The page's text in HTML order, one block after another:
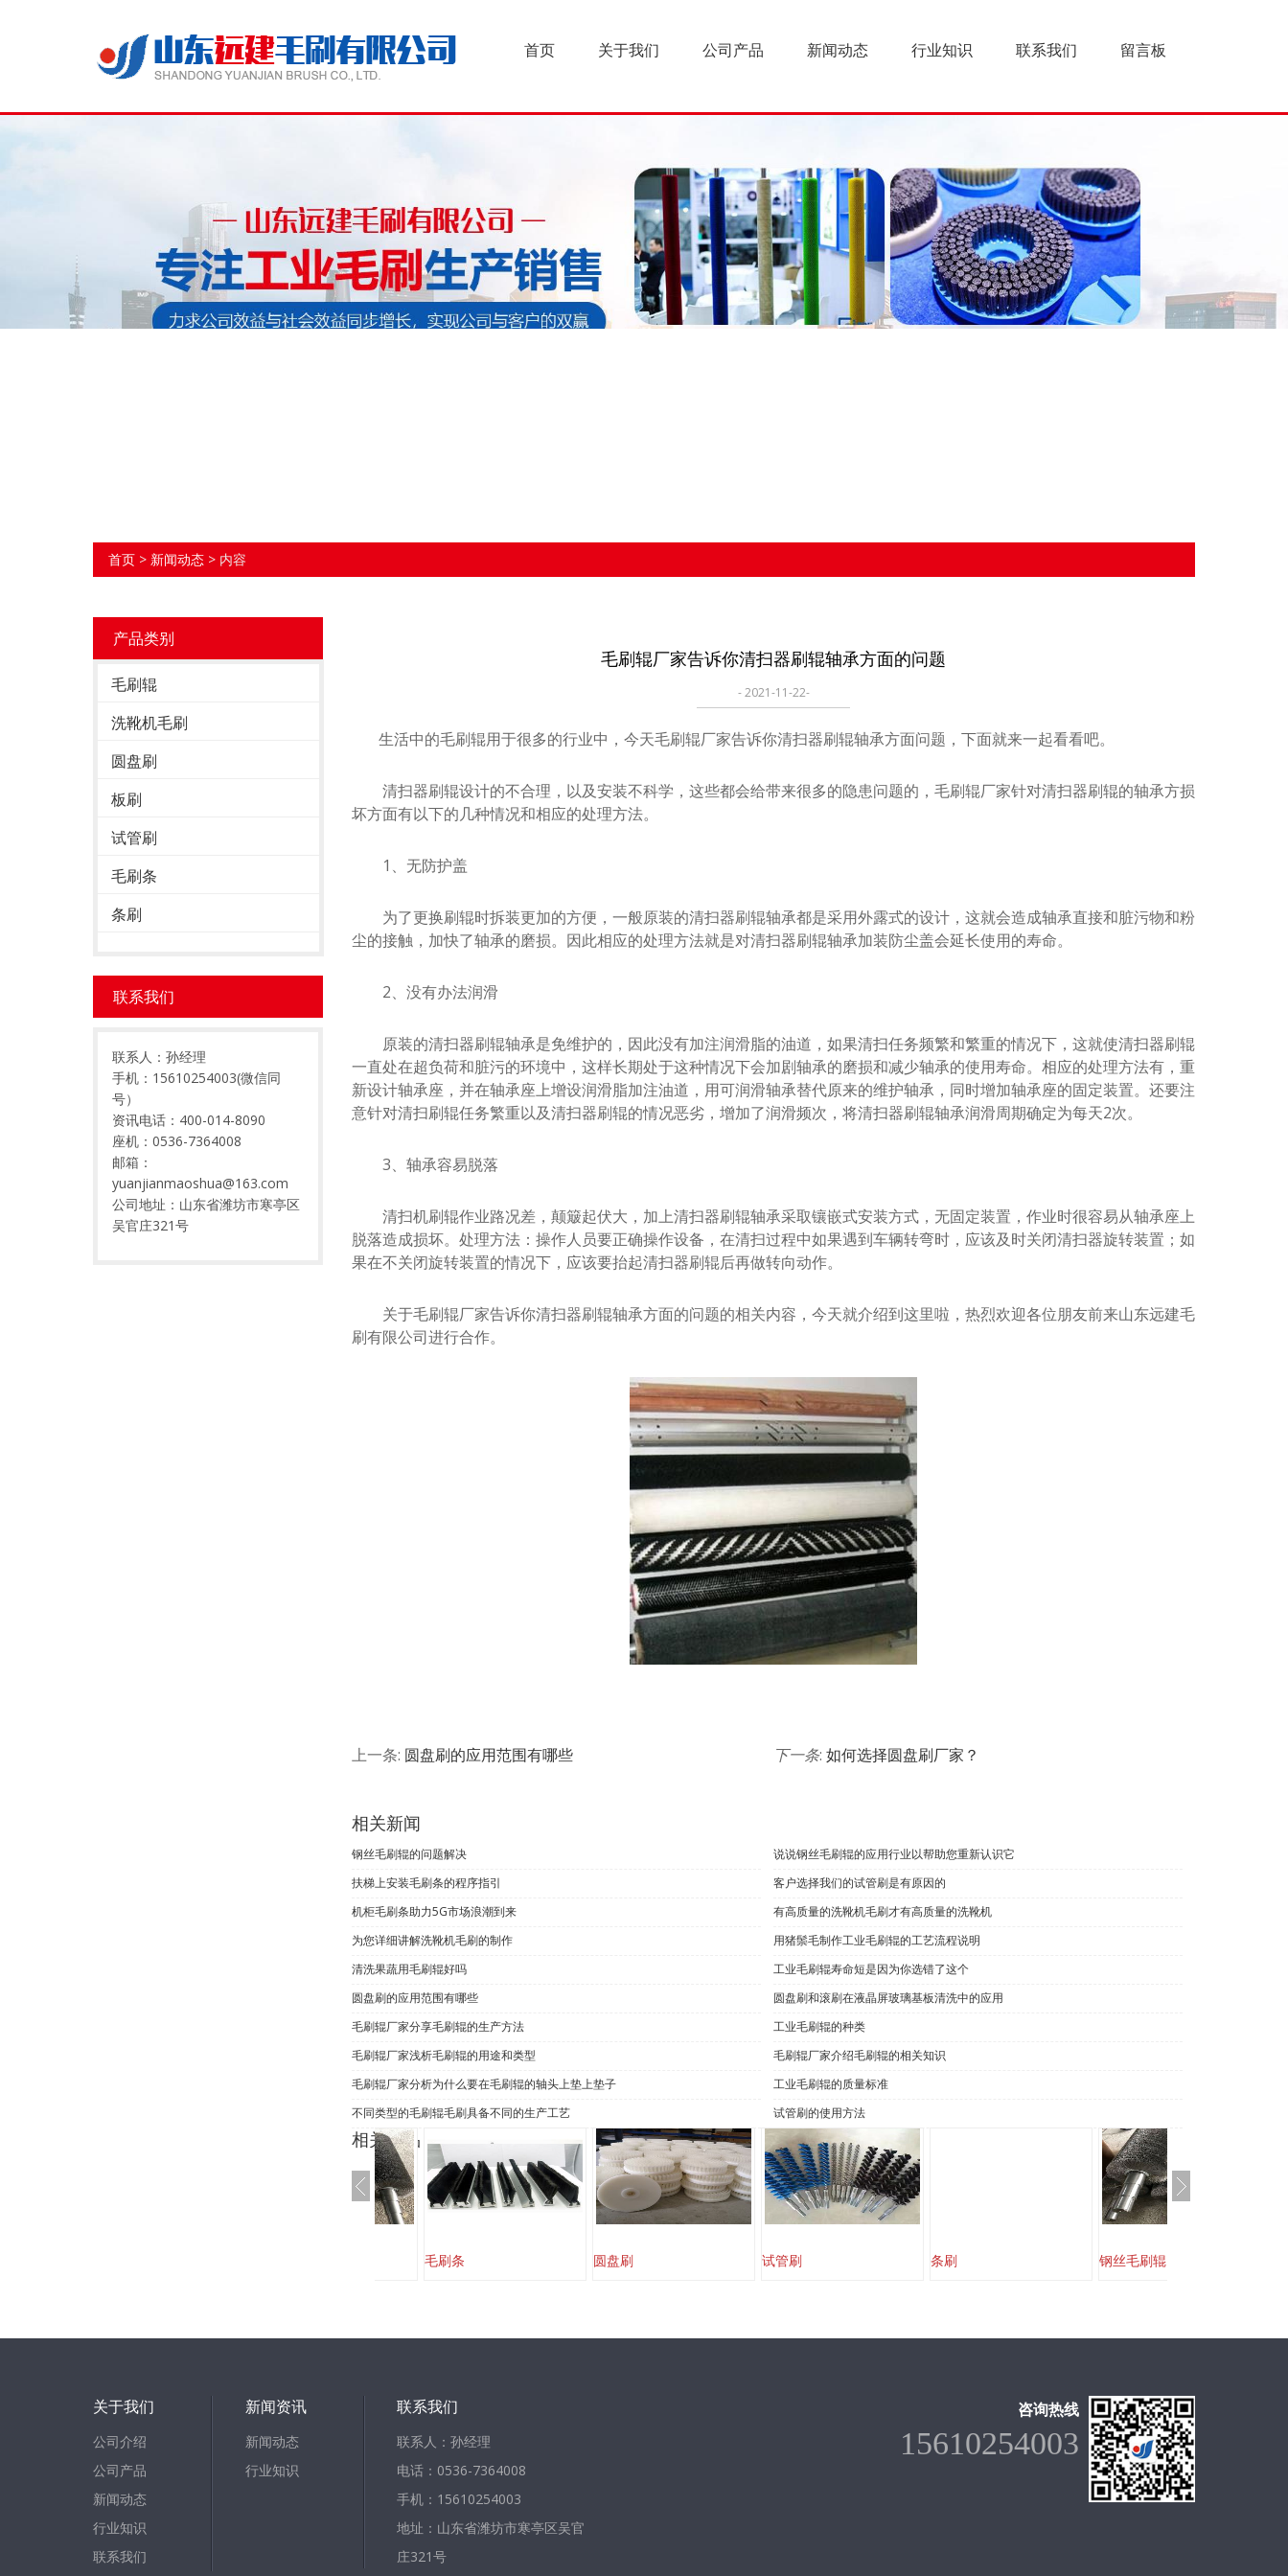
首页 关于我们 公司产品 新闻动态 行业知识 联系我们 留言板
首页 > 新闻动态 > 内容
产品类别
毛刷辊
洗靴机毛刷
圆盘刷
板刷
试管刷
毛刷条
条刷
联系我们
联系人：孙经理
手机：15610254003(微信同
号）
资讯电话：400-014-8090
座机：0536-7364008
邮箱：
yuanjianmaoshua@163.com
公司地址：山东省潍坊市寒亭区
吴官庄321号
毛刷辊厂家告诉你清扫器刷辊轴承方面的问题
- 2021-11-22-
生活中的毛刷辊用于很多的行业中，今天毛刷辊厂家告诉你清扫器刷辊轴承方面问题，下面就来一起看看吧。
清扫器刷辊设计的不合理，以及安装不科学，这些都会给带来很多的隐患问题的，毛刷辊厂家针对清扫器刷辊的轴承方损
坏方面有以下的几种情况和相应的处理方法。
1、无防护盖
为了更换刷辊时拆装更加的方便，一般原装的清扫器刷辊轴承都是采用外露式的设计，这就会造成轴承直接和脏污物和粉
尘的接触，加快了轴承的磨损。因此相应的处理方法就是对清扫器刷辊轴承加装防尘盖会延长使用的寿命。
2、没有办法润滑
原装的清扫器刷辊轴承是免维护的，因此没有加注润滑脂的油道，如果清扫任务频繁和繁重的情况下，这就使清扫器刷辊
一直处在超负荷和脏污的环境中，这样长期处于这种情况下会加剧轴承的磨损和减少轴承的使用寿命。相应的处理方法有，重
新设计轴承座，并在轴承座上增设润滑脂加注油道，用可润滑轴承替代原来的维护轴承，同时增加轴承座的固定装置。还要注
意针对清扫刷辊任务繁重以及清扫器刷辊的情况恶劣，增加了润滑频次，将清扫器刷辊轴承润滑周期确定为每天2次。
3、轴承容易脱落
清扫机刷辊作业路况差，颠簸起伏大，加上清扫器刷辊轴承采取镶嵌式安装方式，无固定装置，作业时很容易从轴承座上
脱落造成损坏。处理方法：操作人员要正确操作设备，在清扫过程中如果遇到车辆转弯时，应该及时关闭清扫器旋转装置；如
果在不关闭旋转装置的情况下，应该要抬起清扫器刷辊后再做转向动作。
关于毛刷辊厂家告诉你清扫器刷辊轴承方面的问题的相关内容，今天就介绍到这里啦，热烈欢迎各位朋友前来山东远建毛
刷有限公司进行合作。
上一条: 圆盘刷的应用范围有哪些 下一条: 如何选择圆盘刷厂家？
相关新闻
钢丝毛刷辊的问题解决
说说钢丝毛刷辊的应用行业以帮助您重新认识它
扶梯上安装毛刷条的程序指引
客户选择我们的试管刷是有原因的
机柜毛刷条助力5G市场浪潮到来
有高质量的洗靴机毛刷才有高质量的洗靴机
为您详细讲解洗靴机毛刷的制作
用猪鬃毛制作工业毛刷辊的工艺流程说明
清洗果蔬用毛刷辊好吗
工业毛刷辊寿命短是因为你选错了这个
圆盘刷的应用范围有哪些
圆盘刷和滚刷在液晶屏玻璃基板清洗中的应用
毛刷辊厂家分享毛刷辊的生产方法
工业毛刷辊的种类
毛刷辊厂家浅析毛刷辊的用途和类型
毛刷辊厂家介绍毛刷辊的相关知识
毛刷辊厂家分析为什么要在毛刷辊的轴头上垫上垫子
工业毛刷辊的质量标准
不同类型的毛刷辊毛刷具备不同的生产工艺
试管刷的使用方法
相关产品
毛刷条 圆盘刷 试管刷 条刷 钢丝毛刷辊
关于我们
公司介绍
公司产品
新闻动态
行业知识
联系我们
新闻资讯
新闻动态
行业知识
联系我们
联系人：孙经理
电话：0536-7364008
手机：15610254003
地址：山东省潍坊市寒亭区吴官
庄321号
咨询热线
15610254003